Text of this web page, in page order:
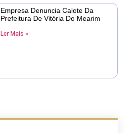
Empresa Denuncia Calote Da
Prefeitura De Vitória Do Mearim
Ler Mais »